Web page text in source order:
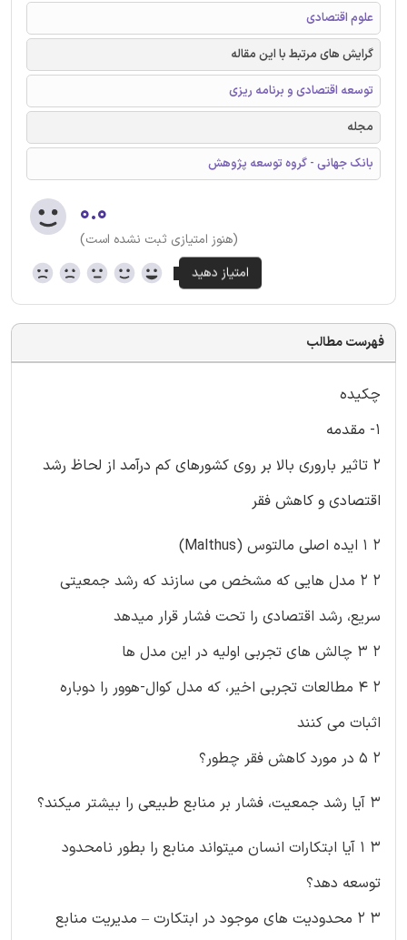
علوم اقتصادی
گرایش های مرتبط با این مقاله
توسعه اقتصادی و برنامه ریزی
مجله
بانک جهانی - گروه توسعه پژوهش
۰.۰
(هنوز امتیازی ثبت نشده است)
فهرست مطالب
چکیده
۱- مقدمه
۲ تاثیر باروری بالا بر روی کشورهای کم درآمد از لحاظ رشد
اقتصادی و کاهش فقر
۲ ۱ ایده اصلی مالتوس (Malthus)
۲ ۲ مدل هایی که مشخص می سازند که رشد جمعیتی
سریع، رشد اقتصادی را تحت فشار قرار میدهد
۲ ۳ چالش های تجربی اولیه در این مدل ها
۲ ۴ مطالعات تجربی اخیر، که مدل کوال-هوور را دوباره
اثبات می کنند
۲ ۵ در مورد کاهش فقر چطور؟
۳ آیا رشد جمعیت، فشار بر منابع طبیعی را بیشتر میکند؟
۳ ۱ آیا ابتکارات انسان میتواند منابع را بطور نامحدود
توسعه دهد؟
۳ ۲ محدودیت های موجود در ابتکارت – مدیریت منابع